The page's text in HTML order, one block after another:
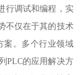
行调试和编程，实
不仅在于其的技术
案。多个行业领域
PLC的应用解决方